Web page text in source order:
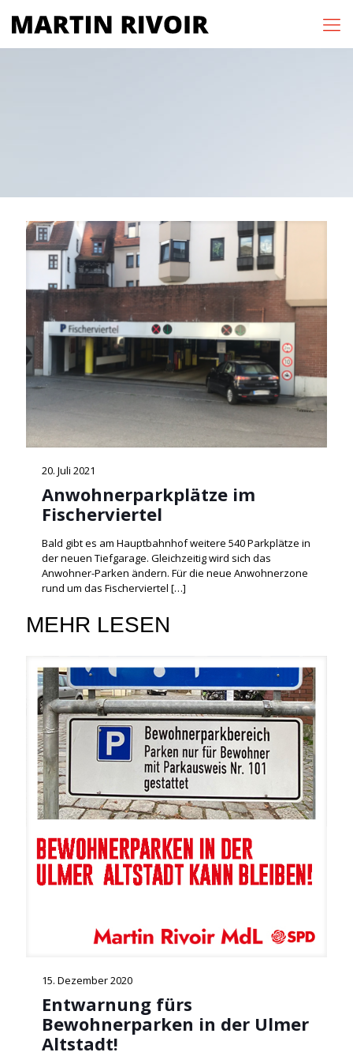
20. Juli 2021
Anwohnerparkplätze im
Fischerviertel
Bald gibt es am Hauptbahnhof weitere 540 Parkplätze in
der neuen Tiefgarage. Gleichzeitig wird sich das
Anwohner-Parken ändern. Für die neue Anwohnerzone
rund um das Fischerviertel […]
MEHR LESEN
15. Dezember 2020
Entwarnung fürs
Bewohnerparken in der Ulmer
Altstadt!